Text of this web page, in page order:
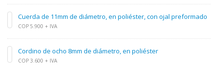
Cuerda de 11mm de diámetro, en poliéster, con ojal preformado
COP 5.900 + IVA
Cordino de ocho 8mm de diámetro, en poliéster
COP 3.600 + IVA